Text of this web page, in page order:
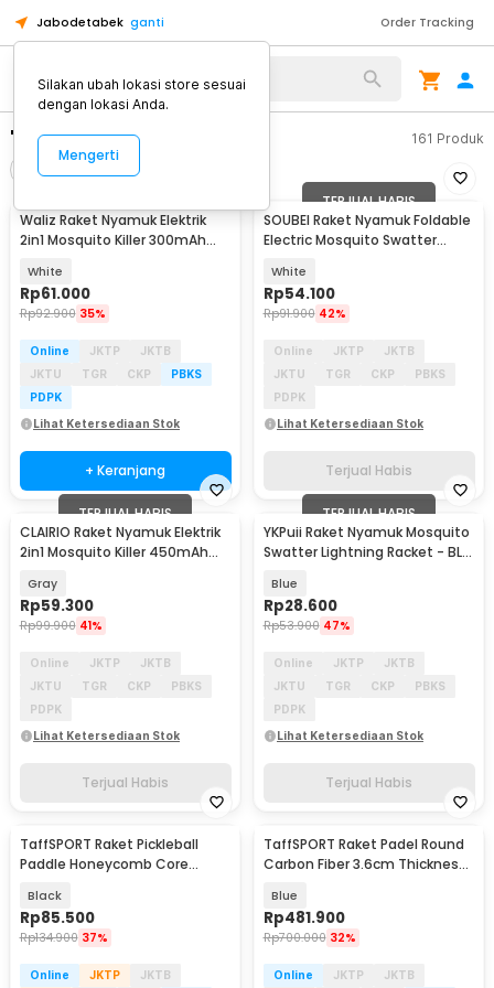
Jabodetabek ganti Order Tracking
"raket nyamuk" 161 Produk
Urutkan
Baru
Waliz Raket Nyamuk Elektrik
2in1 Mosquito Killer 300mAh
White
Rp61.000
Rp92.900 35%
Online JKTP
JKTB
JKTU
TGR CKP
PBKS
PDPK
Lihat Ketersediaan Stok
+ Keranjang
TERJUAL HABIS
SOUBEI Raket Nyamuk Foldable
Electric Mosquito Swatter
White
Rp54.100
Rp91.900 42%
Online JKTP
JKTB
JKTU
TGR CKP
PBKS
PDPK
Lihat Ketersediaan Stok
Terjual Habis
TERJUAL HABIS
CLAIRIO Raket Nyamuk Elektrik
2in1 Mosquito Killer 450mAh
Gray
Rp59.300
Rp99.900 41%
Online JKTP
JKTB
JKTU
TGR CKP
PBKS
PDPK
Lihat Ketersediaan Stok
Terjual Habis
TERJUAL HABIS
YKPuii Raket Nyamuk Mosquito
Swatter Lightning Racket - BL-
Blue
Rp28.600
Rp53.900 47%
Online JKTP
JKTB
JKTU
TGR CKP
PBKS
PDPK
Lihat Ketersediaan Stok
Terjual Habis
TaffSPORT Raket Pickleball
Paddle Honeycomb Core
Black
Rp85.500
Rp134.900 37%
Online JKTP
JKTB
TaffSPORT Raket Padel Round
Carbon Fiber 3.6cm Thickness
Blue
Rp481.900
Rp700.000 32%
Online JKTP
JKTB
Silakan ubah lokasi store sesuai
dengan lokasi Anda.
Mengerti